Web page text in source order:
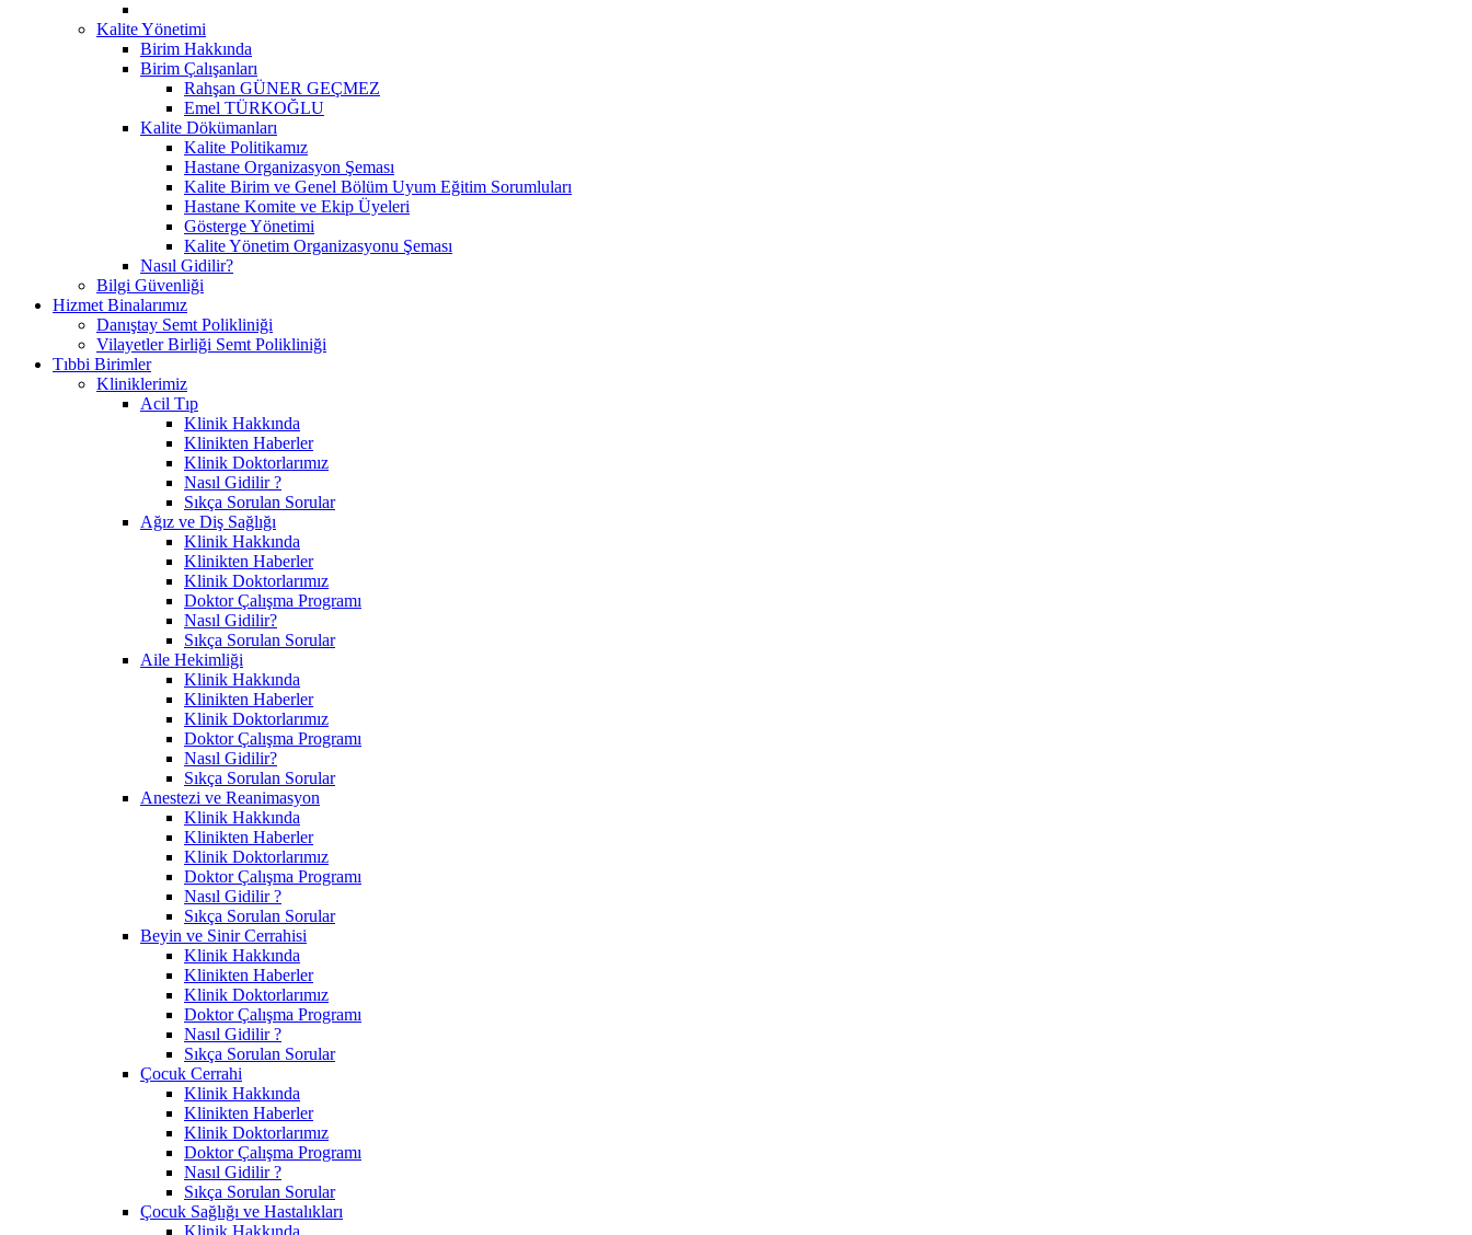
Kalite Yönetimi
Birim Hakkında
Birim Çalışanları
Rahşan GÜNER GEÇMEZ
Emel TÜRKOĞLU
Kalite Dökümanları
Kalite Politikamız
Hastane Organizasyon Şeması
Kalite Birim ve Genel Bölüm Uyum Eğitim Sorumluları
Hastane Komite ve Ekip Üyeleri
Gösterge Yönetimi
Kalite Yönetim Organizasyonu Şeması
Nasıl Gidilir?
Bilgi Güvenliği
Hizmet Binalarımız
Danıştay Semt Polikliniği
Vilayetler Birliği Semt Polikliniği
Tıbbi Birimler
Kliniklerimiz
Acil Tıp
Klinik Hakkında
Klinikten Haberler
Klinik Doktorlarımız
Nasıl Gidilir ?
Sıkça Sorulan Sorular
Ağız ve Diş Sağlığı
Klinik Hakkında
Klinikten Haberler
Klinik Doktorlarımız
Doktor Çalışma Programı
Nasıl Gidilir?
Sıkça Sorulan Sorular
Aile Hekimliği
Klinik Hakkında
Klinikten Haberler
Klinik Doktorlarımız
Doktor Çalışma Programı
Nasıl Gidilir?
Sıkça Sorulan Sorular
Anestezi ve Reanimasyon
Klinik Hakkında
Klinikten Haberler
Klinik Doktorlarımız
Doktor Çalışma Programı
Nasıl Gidilir ?
Sıkça Sorulan Sorular
Beyin ve Sinir Cerrahisi
Klinik Hakkında
Klinikten Haberler
Klinik Doktorlarımız
Doktor Çalışma Programı
Nasıl Gidilir ?
Sıkça Sorulan Sorular
Çocuk Cerrahi
Klinik Hakkında
Klinikten Haberler
Klinik Doktorlarımız
Doktor Çalışma Programı
Nasıl Gidilir ?
Sıkça Sorulan Sorular
Çocuk Sağlığı ve Hastalıkları
Klinik Hakkında